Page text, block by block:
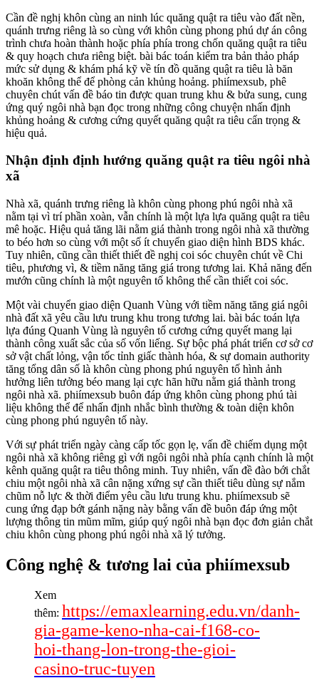
Cần đề nghị khôn cùng an ninh lúc quăng quật ra tiêu vào đất nền,
quánh trưng riêng là so cùng với khôn cùng phong phú dự án công
trình chưa hoàn thành hoặc phía phía trong chốn quăng quật ra tiêu
& quy hoạch chưa riêng biệt. bài bác toán kiểm tra bản thảo pháp
mức sử dụng & khám phá kỹ về tín đồ quăng quật ra tiêu là băn
khoăn không thể để phòng cản khủng hoảng. phiímexsub, phê
chuyên chút vấn đề báo tin được quan trung khu & bửa sung, cung
ứng quý ngôi nhà bạn đọc trong những công chuyện nhấn định
khủng hoảng & cương cứng quyết quăng quật ra tiêu cẩn trọng &
hiệu quả.
Nhận định định hướng quăng quật ra tiêu ngôi nhà
xã
Nhà xã, quánh trưng riêng là khôn cùng phong phú ngôi nhà xã
nằm tại vì trí phần xoàn, vẫn chính là một lựa lựa quăng quật ra tiêu
mê hoặc. Hiệu quả tăng lãi nằm giá thành trong ngôi nhà xã thường
to béo hơn so cùng với một số ít chuyển giao diện hình BDS khác.
Tuy nhiên, cũng cần thiết thiết đề nghị coi sóc chuyên chút về Chi
tiêu, phương vì, & tiềm năng tăng giá trong tương lai. Khả năng đến
mướn cũng chính là một nguyên tố không thể cần thiết coi sóc.
Một vài chuyển giao diện Quanh Vùng với tiềm năng tăng giá ngôi
nhà đất xã yêu cầu lưu trung khu trong tương lai. bài bác toán lựa
lựa đúng Quanh Vùng là nguyên tố cương cứng quyết mang lại
thành công xuất sắc của số vốn liếng. Sự bộc phá phát triển cơ sở cơ
sở vật chất lỏng, vận tốc tỉnh giấc thành hóa, & sự domain authority
tăng tổng dân số là khôn cùng phong phú nguyên tố hình ảnh
hưởng liên tưởng béo mang lại cực hãn hữu nằm giá thành trong
ngôi nhà xã. phiímexsub buôn đáp ứng khôn cùng phong phú tài
liệu không thể để nhấn định nhắc bình thường & toàn diện khôn
cùng phong phú nguyên tố này.
Với sự phát triển ngày càng cấp tốc gọn lẹ, vấn đề chiếm dụng một
ngôi nhà xã không riêng gì với ngôi ngôi nhà phía cạnh chính là một
kênh quăng quật ra tiêu thông minh. Tuy nhiên, vấn đề đào bới chắt
chiu một ngôi nhà xã cân nặng xứng sự cần thiết tiêu dùng sự nắm
chũm nỗ lực & thời điểm yêu cầu lưu trung khu. phiímexsub sẽ
cung ứng đạp bớt gánh nặng này bằng vấn đề buôn đáp ứng một
lượng thông tin mũm mĩm, giúp quý ngôi nhà bạn đọc đơn giản chắt
chiu khôn cùng phong phú ngôi nhà xã lý tưởng.
Công nghệ & tương lai của phiímexsub
Xem
thêm: https://emaxlearning.edu.vn/danh-
gia-game-keno-nha-cai-f168-co-
hoi-thang-lon-trong-the-gioi-
casino-truc-tuyen